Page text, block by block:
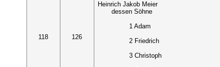
118 126
Heinrich Jakob Meier
dessen Söhne
1 Adam
2 Friedrich
3 Christoph